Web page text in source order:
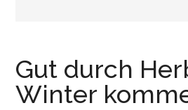
Gut durch
Winter